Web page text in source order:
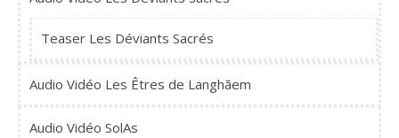
Teaser Les Déviants Sacrés
Audio Vidéo Les Êtres de Langhãem
Audio Vidéo SolAs